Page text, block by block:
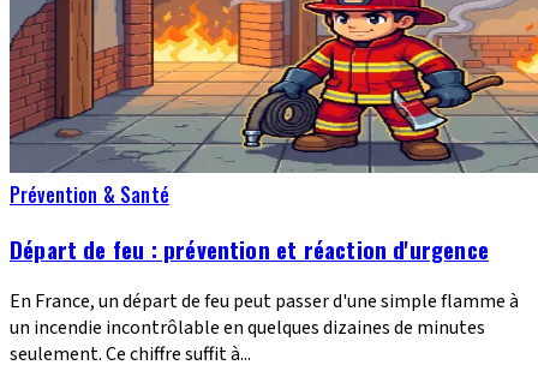
Prévention & Santé
Départ de feu : prévention et réaction d'urgence
En France, un départ de feu peut passer d'une simple flamme à
un incendie incontrôlable en quelques dizaines de minutes
seulement. Ce chiffre suffit à...